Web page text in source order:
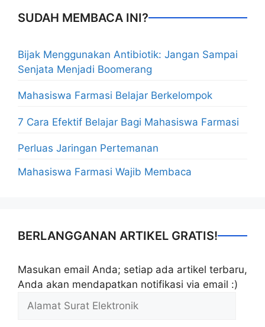
SUDAH MEMBACA INI?
Bijak Menggunakan Antibiotik: Jangan Sampai
Senjata Menjadi Boomerang
Mahasiswa Farmasi Belajar Berkelompok
7 Cara Efektif Belajar Bagi Mahasiswa Farmasi
Perluas Jaringan Pertemanan
Mahasiswa Farmasi Wajib Membaca
BERLANGGANAN ARTIKEL GRATIS!
Masukan email Anda; setiap ada artikel terbaru,
Anda akan mendapatkan notifikasi via email :)
Surat